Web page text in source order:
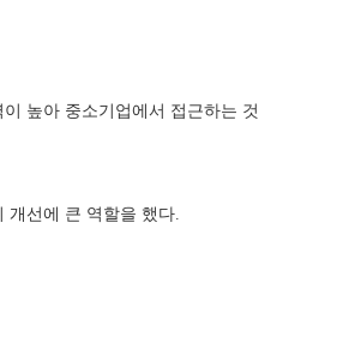
높아 중소기업에서 접근하는 것
개선에 큰 역할을 했다.